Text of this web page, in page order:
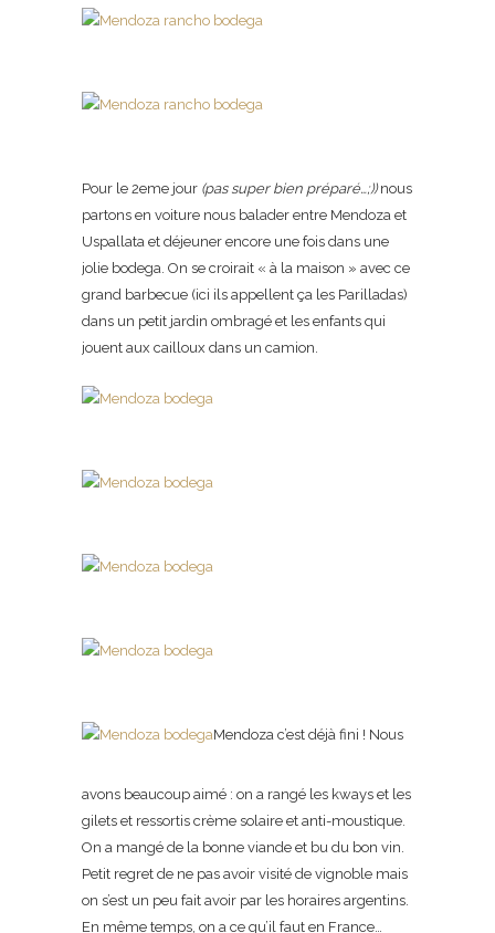
Pour le 2eme jour (pas super bien préparé…;))nous
partons en voiture nous balader entre Mendoza et
Uspallata et déjeuner encore une fois dans une
jolie bodega. On se croirait « à la maison » avec ce
grand barbecue (ici ils appellent ça les Parilladas)
dans un petit jardin ombragé et les enfants qui
jouent aux cailloux dans un camion.
Mendoza c’est déjà fini ! Nous
avons beaucoup aimé : on a rangé les kways et les
gilets et ressortis crème solaire et anti-moustique.
On a mangé de la bonne viande et bu du bon vin.
Petit regret de ne pas avoir visité de vignoble mais
on s’est un peu fait avoir par les horaires argentins.
En même temps, on a ce qu’il faut en France…